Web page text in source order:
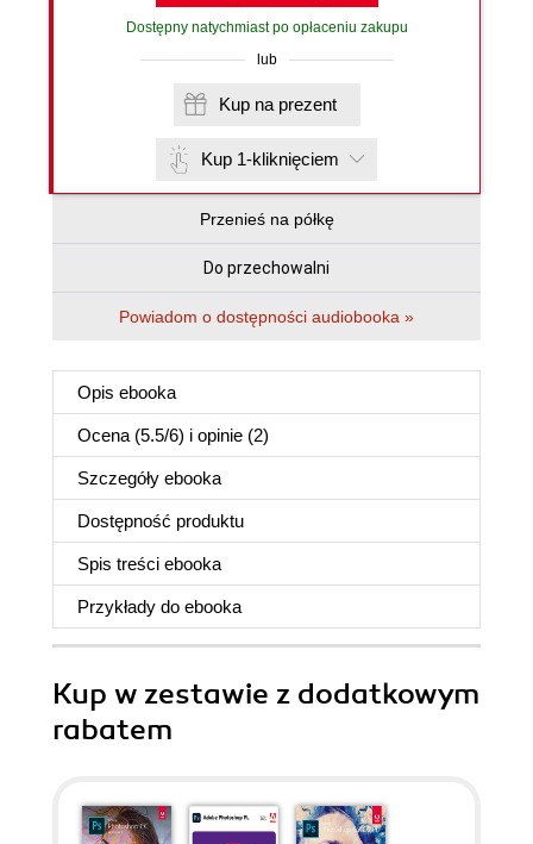
Dostępny natychmiast po opłaceniu zakupu
lub
Kup na prezent
Kup 1-kliknięciem
Przenieś na półkę
Do przechowalni
Powiadom o dostępności audiobooka »
Opis ebooka
Ocena (5.5/6) i opinie (2)
Szczegóły ebooka
Dostępność produktu
Spis treści ebooka
Przykłady do ebooka
Kup w zestawie z dodatkowym
rabatem